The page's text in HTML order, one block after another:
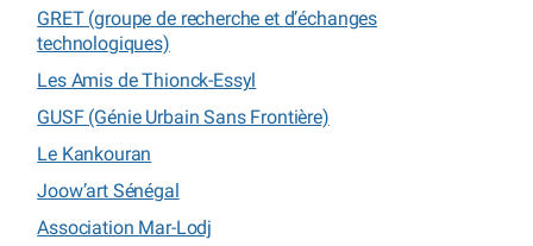
GRET (groupe de recherche et d’échanges
technologiques)
Les Amis de Thionck-Essyl
GUSF (Génie Urbain Sans Frontière)
Le Kankouran
Joow’art Sénégal
Association Mar-Lodj